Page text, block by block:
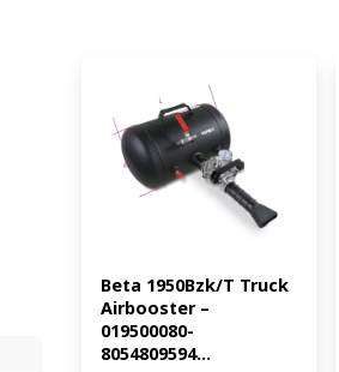
Beta 1950Bzk/T Truck
Airbooster –
019500080-
8054809594...